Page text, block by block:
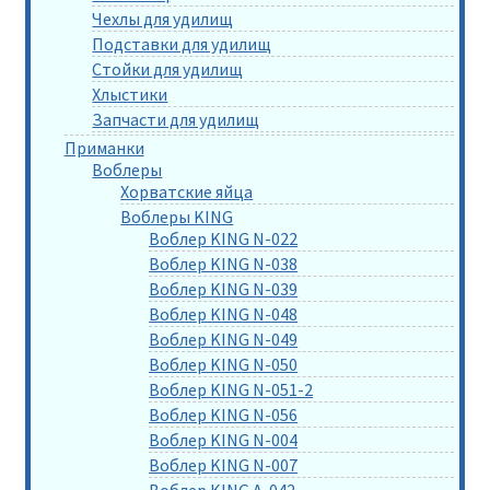
Чехлы для удилищ
Подставки для удилищ
Стойки для удилищ
Хлыстики
Запчасти для удилищ
Приманки
Воблеры
Хорватские яйца
Воблеры KING
Воблер KING N-022
Воблер KING N-038
Воблер KING N-039
Воблер KING N-048
Воблер KING N-049
Воблер KING N-050
Воблер KING N-051-2
Воблер KING N-056
Воблер KING N-004
Воблер KING N-007